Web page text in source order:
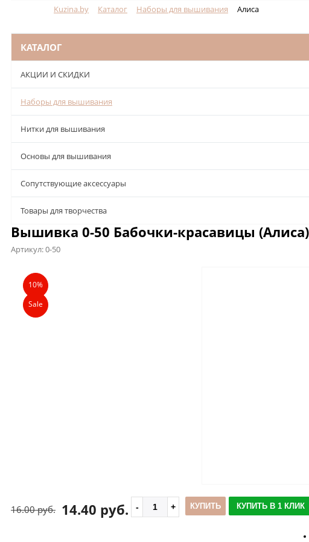
Kuzina.by Каталог Наборы для вышивания Алиса
КАТАЛОГ
АКЦИИ И СКИДКИ
Наборы для вышивания
Нитки для вышивания
Основы для вышивания
Сопутствующие аксессуары
Товары для творчества
Вышивка 0-50 Бабочки-красавицы (Алиса)
Артикул:0-50
Описание
10%
Sale
14.40 руб.
16.00 руб. КУПИТЬ КУПИТЬ В 1 КЛИК